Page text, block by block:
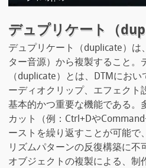
デュプリケート（
デュプリケート（duplicate）は
ター音源）から複製すること。
（duplicate）とは、DTMにお
ーディオクリップ、エフェクト
基本的かつ重要な機能である。
カット（例：Ctrl+Dや
ーストを繰り返すことが可能で
リズムパターンの反復構築に不
オブジェクトの複製による、制